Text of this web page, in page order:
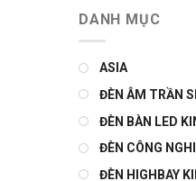
DANH MỤC
ASIA
ĐÈN ÂM TRẦN
ĐÈN BÀN LED
ĐÈN CÔNG
ĐÈN HIGHBAY